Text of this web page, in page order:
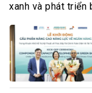
xanh và phát triển